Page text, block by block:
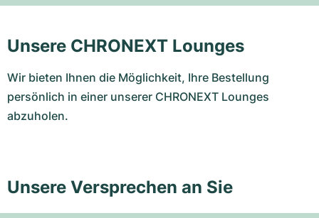
Unsere CHRONEXT Lounges
Wir bieten Ihnen die Möglichkeit, Ihre Bestellung
persönlich in einer unserer CHRONEXT Lounges
abzuholen.
Unsere Versprechen an Sie